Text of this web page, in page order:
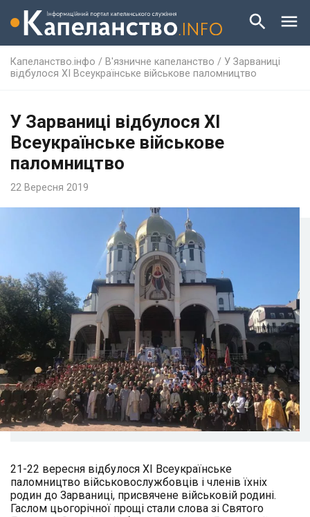
Капеланство.інфо / В'язничне капеланство / У Зарваниці
відбулося ХI Всеукраїнське військове паломництво
У Зарваниці відбулося ХI
Всеукраїнське військове
паломництво
22 Вересня 2019
21-22 вересня відбулося ХІ Всеукраїнське
паломництво військовослужбовців і членів їхніх
родин до Зарваниці, присвячене військовій родині.
Гаслом цьогорічної прощі стали слова зі Святого